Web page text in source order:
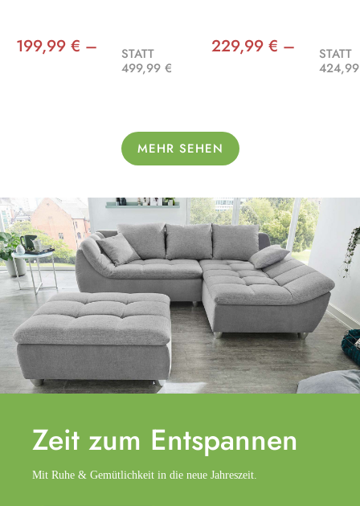
199,99 € –
STATT
499,99 €
229,99 € –
STATT
MEHR SEHEN
Zeit zum Entspannen
Mit Ruhe & Gemütlichkeit in die neue Jahreszeit.